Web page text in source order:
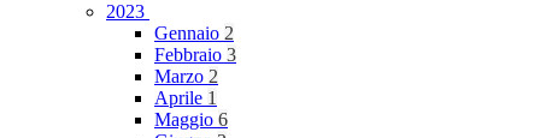
2023
Gennaio 2
Febbraio 3
Marzo 2
Aprile 1
Maggio 6